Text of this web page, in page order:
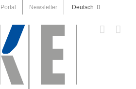
Newsletter Deutsch